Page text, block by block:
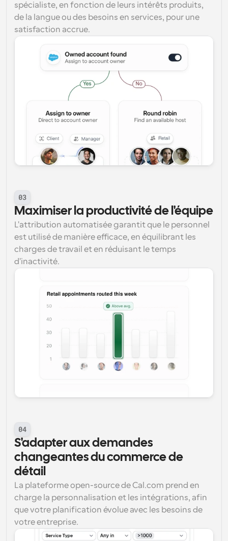
spécialiste, en fonction de leurs intérêts produits,
de la langue ou des besoins en services, pour une
satisfaction accrue.
03
Maximiser la productivité de l'équipe
L'attribution automatisée garantit que le personnel
est utilisé de manière efficace, en équilibrant les
charges de travail et en réduisant le temps
d'inactivité.
04
S'adapter aux demandes
changeantes du commerce de
détail
La plateforme open-source de Cal.com prend en
charge la personnalisation et les intégrations, afin
que votre planification évolue avec les besoins de
votre entreprise.